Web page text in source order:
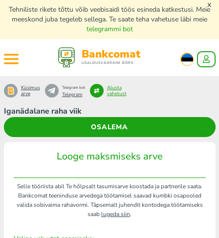
Tehniliste rikete tõttu võib veebisaidi töös esineda katkestusi. Meie
meeskond juba tegeleb sellega. Te saate teha vahetuse läbi meie
telegrammi bot
x
Bankcomat
USALDUSVÄÄRANE BÖRS
Iganädalane raha viik
OSALEMA
Küsimus
arve
Telegram bot
Telegram
Alusta
vahetust
Looge maksmiseks arve
Selle tööriista abil Te hőlpsalt tasumisarve koostada ja partnerile saata.
Bankcomat teeninduse arvedega töötamisel saavad kumbki osapooled
valida sobivaima rahavormi. Täpsemalt juhendit kontodega töötamiseks
saab lugeda siin.